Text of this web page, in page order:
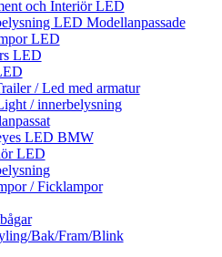
och Interiör LED
LED Modellanpassade
LED
LED
/ Led med armatur
/ innerbelysning
LED BMW
LED
/ Ficklampor
Bak/Fram/Blink